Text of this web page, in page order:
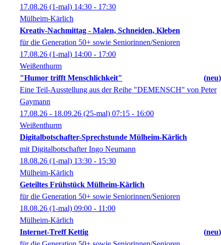
17.08.26 (1-mal) 14:30 - 17:30
Mülheim-Kärlich
Kreativ-Nachmittag - Malen, Schneiden, Kleben
für die Generation 50+ sowie Seniorinnen/Senioren
17.08.26 (1-mal) 14:00 - 17:00
Weißenthurm
"Humor trifft Menschlichkeit"
neu
Eine Teil-Ausstellung aus der Reihe "DEMENSCH" von Peter
Gaymann
17.08.26 - 18.09.26 (25-mal) 07:15 - 16:00
Weißenthurm
Digitalbotschafter-Sprechstunde Mülheim-Kärlich
mit Digitalbotschafter Ingo Neumann
18.08.26 (1-mal) 13:30 - 15:30
Mülheim-Kärlich
Geteiltes Frühstück Mülheim-Kärlich
für die Generation 50+ sowie Seniorinnen/Senioren
18.08.26 (1-mal) 09:00 - 11:00
Mülheim-Kärlich
Internet-Treff Kettig
neu